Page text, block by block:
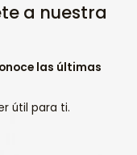
a nuestra
las últimas
útil para ti.